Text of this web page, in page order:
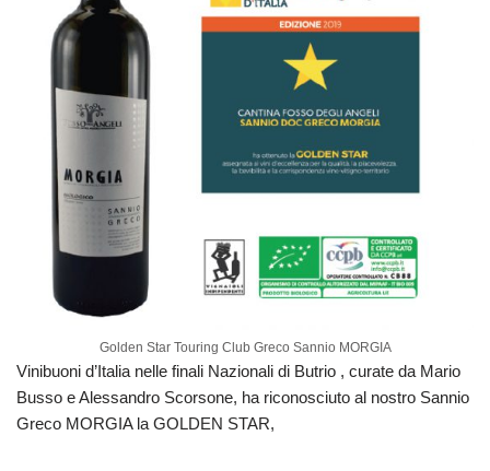
Golden Star Touring Club Greco Sannio MORGIA
Vinibuoni d’Italia nelle finali Nazionali di Butrio , curate da Mario
Busso e Alessandro Scorsone, ha riconosciuto al nostro Sannio
Greco MORGIA la GOLDEN STAR,